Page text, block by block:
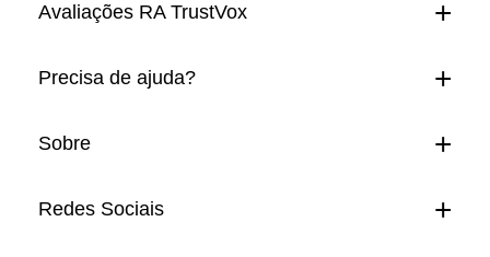
Avaliações RA TrustVox
Precisa de ajuda?
Sobre
Redes Sociais